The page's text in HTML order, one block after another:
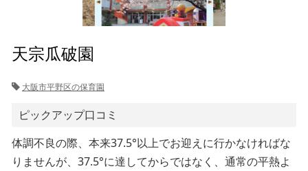
天宗瓜破園
大阪市平野区の保育園
ピックアップ口コミ
体調不良の際、本来37.5°以上でお迎えに行かなければな
りませんが、37.5°に達してからではなく、通常の平熱よ